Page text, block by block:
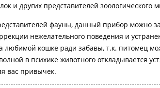
и других представителей зоологического
фауны, данный прибор можно
нежелательного поведения и
любимой кошке ради забавы, т.к. питомец
в психике животного откладывается
вас привычек.